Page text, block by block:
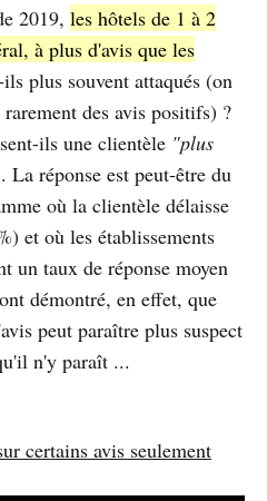
2019, les hôtels de 1 à 2
à plus d'avis que les
plus souvent attaqués (on
des avis positifs) ?
ils une clientèle "plus
La réponse est peut-être du
où la clientèle délaisse
et où les établissements
un taux de réponse moyen
démontré, en effet, que
peut paraître plus suspect
n'y paraît ...
certains avis seulement